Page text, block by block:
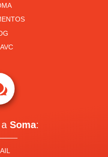
aSoma: